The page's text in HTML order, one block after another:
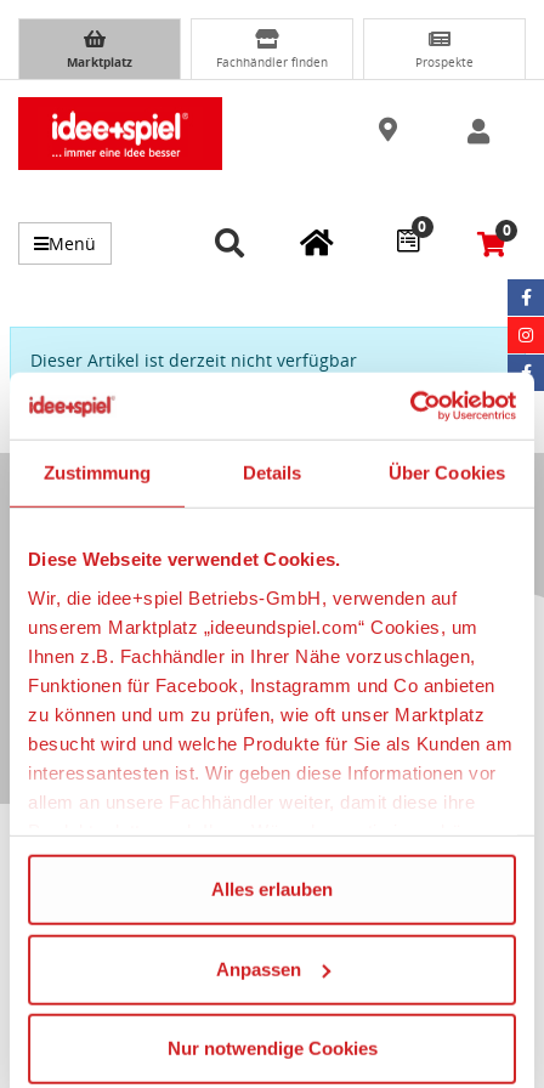
Zustimmung Details Über Cookies
Diese Webseite verwendet Cookies.
Wir, die idee+spiel Betriebs-GmbH, verwenden auf
unserem Marktplatz „ideeundspiel.com“ Cookies, um
Ihnen z.B. Fachhändler in Ihrer Nähe vorzuschlagen,
Funktionen für Facebook, Instagramm und Co anbieten
zu können und um zu prüfen, wie oft unser Marktplatz
besucht wird und welche Produkte für Sie als Kunden am
interessantesten ist. Wir geben diese Informationen vor
allem an unsere Fachhändler weiter, damit diese ihre
Wir verwenden den Google Tag Manager um weitere
Dienste einzubinden.
Wenn Sie auf „Alles erlauben“, klicken, werden ein Teil
Ihrer personenbezogener Daten in die USA übertragen.
Die USA ist ein Drittland, dass nicht von einem
Alles erlauben
Anpassen
Nur notwendige Cookies
Marktplatz Fachhändler finden Prospekte
Menü
0 0
Dieser Artikel ist derzeit nicht verfügbar
Immer auf dem Laufenden...
Jetzt zum idee+spiel-Newsletter anmelden und
jederzeit widerruflich über spannendeNeuheiten,
zugkräftige
Gewinnspiele , limitierte
Exklusivartikel
und interessante
Schnäppchen
immer als erster
informiert sein.
E-Mail für Newsletteranmeldung
Impressum
Nutzungsbedingungen
Mitgliederportal